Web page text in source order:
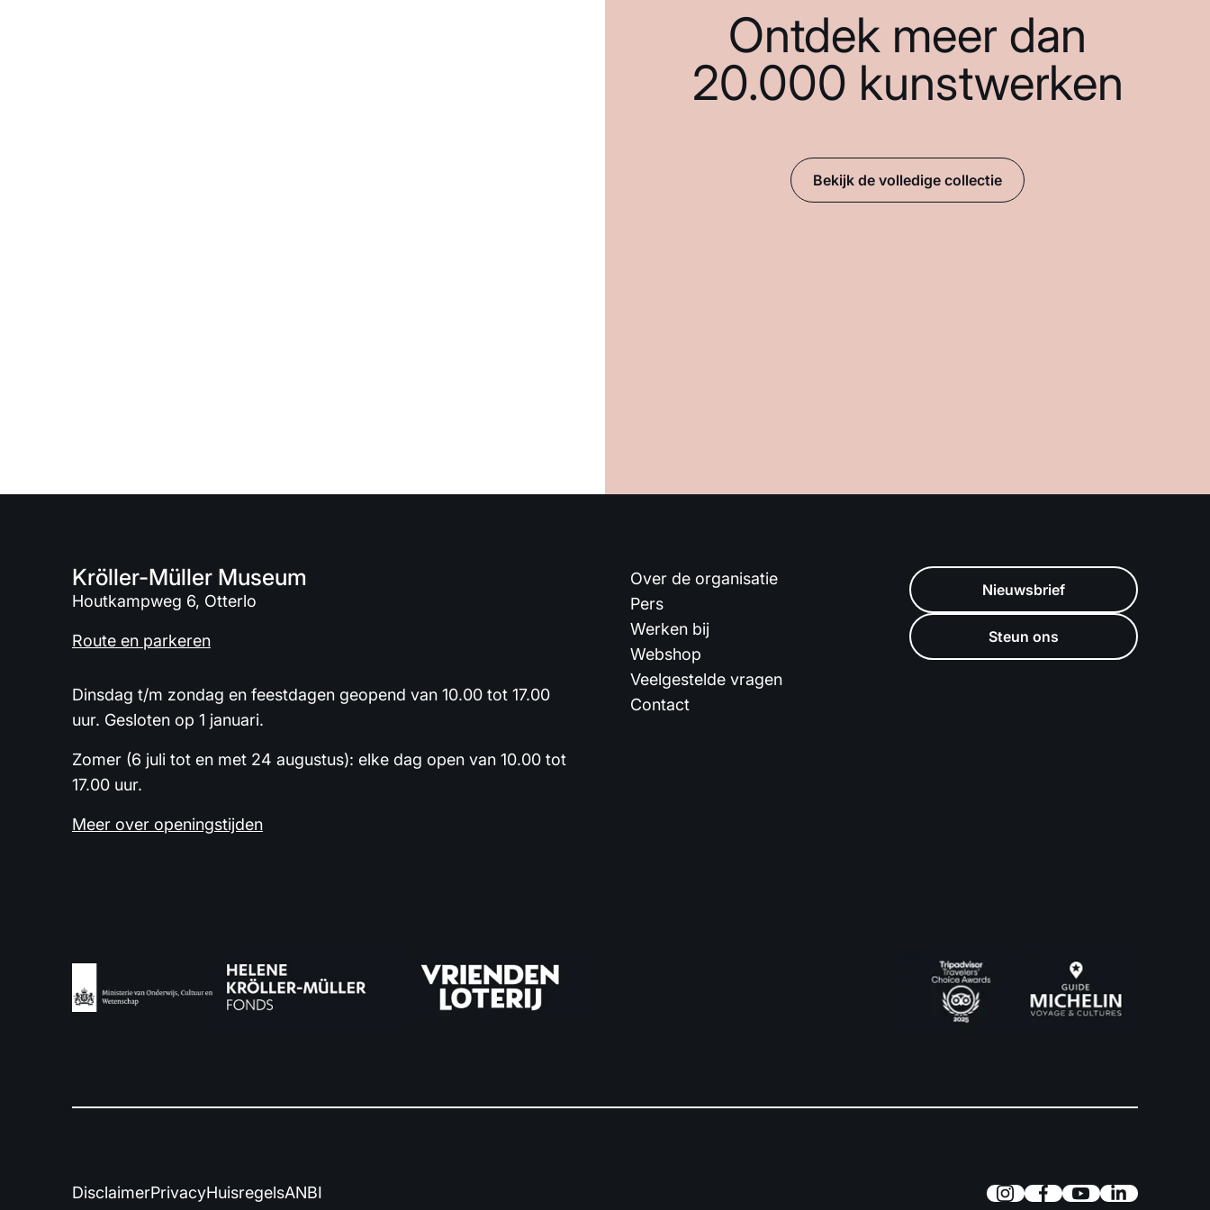
Ontdek meer dan
20.000 kunstwerken
Bekijk de volledige collectie
Kröller-Müller Museum
Houtkampweg 6, Otterlo
Route en parkeren
Dinsdag t/m zondag en feestdagen geopend van 10.00 tot 17.00
uur. Gesloten op 1 januari.
Zomer (6 juli tot en met 24 augustus): elke dag open van 10.00 tot
17.00 uur.
Meer over openingstijden
Over de organisatie
Pers
Werken bij
Webshop
Veelgestelde vragen
Contact
Nieuwsbrief
Steun ons
DisclaimerPrivacyHuisregelsANBI